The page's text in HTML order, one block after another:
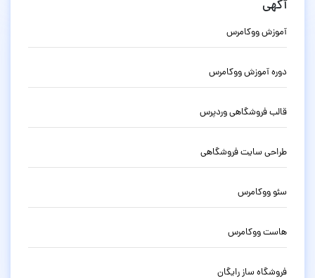
آگهی
آموزش ووکامرس
دوره آموزش ووکامرس
قالب فروشگاهی وردپرس
طراحی سایت فروشگاهی
سئو ووکامرس
هاست ووکامرس
فروشگاه ساز رایگان